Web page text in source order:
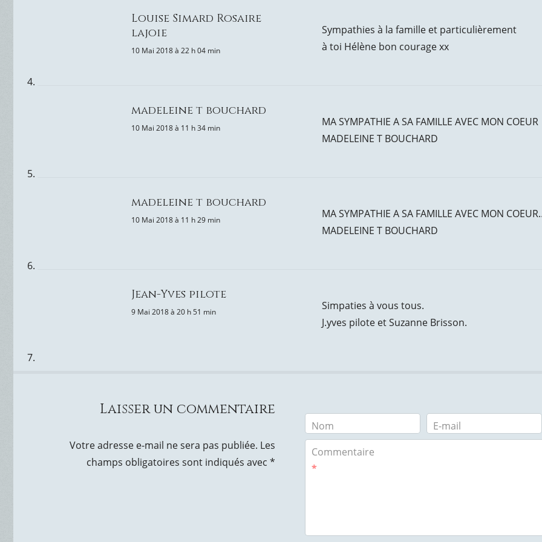
Louise Simard Rosaire
lajoie
10 Mai 2018 à 22 h 04 min
Sympathies à la famille et particulièrement
à toi Hélène bon courage xx
madeleine t bouchard
10 Mai 2018 à 11 h 34 min
MA SYMPATHIE A SA FAMILLE AVEC MON COEUR
MADELEINE T BOUCHARD
madeleine t bouchard
10 Mai 2018 à 11 h 29 min
MA SYMPATHIE A SA FAMILLE AVEC MON
MADELEINE T BOUCHARD
Jean-Yves pilote
9 Mai 2018 à 20 h 51 min
Simpaties à vous tous.
J.yves pilote et Suzanne Brisson.
Laisser un commentaire
Votre adresse e-mail ne sera pas publiée. Les
champs obligatoires sont indiqués avec *
Nom
E-mail
Commentaire
*